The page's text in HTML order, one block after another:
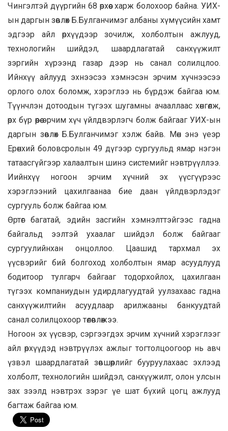
Чингэлтэй дүүргийн 68 өрхөөс харж болохоор байна. УИХ-
ын даргын зөвлөх Б.Булганчимэг албаны хүмүүсийн хамт
эдгээр айл өрхүүдээр зочилж, холболтын ажлууд,
технологийн шийдэл, шаардлагатай санхүүжилт
зэргийн хүрээнд газар дээр нь санал солилцлоо.
Ийнхүү айлууд эхнээсээ хэмнэсэн эрчим хүчнээсээ
орлого олох боломж, хэрэглээ нь бүрдэж байгаа юм.
Түүнчлэн дотоодын түгээх шугамны ачааллаас хөнгөлж,
өрх бүр өөрөө эрчим хүч үйлдвэрлэгч болж байгааг УИХ-ын
даргын зөвлөх Б.Булганчимэг хэлж байв. Мөн энэ үеэр
Ерөнхий боловсролын 49 дүгээр сургуульд ямар нэгэн
татаасгүйгээр халаалтын шинэ системийг нэвтрүүллээ.
Иийнхүү ногоон эрчим хүчний эх үүсгүүрээс
хэрэглээний цахилгаанаа бие даан үйлдвэрлэдэг
сургууль болж байгаа юм.
Өртөг багатай, эдийн засгийн хэмнэлттэйгээс гадна
байгальд ээлтэй ухаалаг шийдэл болж байгааг
сургуулийнхан онцоллоо. Цаашид тархмал эх
үүсвэрийг бий болгоход холболтын ямар асуудлууд
бодитоор тулгарч байгааг тодорхойлох, цахилгаан
түгээх компаниудын удирдлагуудтай уулзахаас гадна
санхүүжилтийн асуудлаар арилжааны банкуудтай
санал солилцохоор төлөвлөжээ.
Ногоон эх үүсвэр, сэргээгдэх эрчим хүчний хэрэглээг
айл өрхүүдэд нэвтрүүлэх ажлыг тогтолцоогоор нь авч
үзвэл шаардлагатай зөвшөөрлийг бууруулахаас эхлээд
холболт, технологийн шийдэл, санхүүжилт, олон улсын
зах зээлд нэвтрэх зэрэг үе шат бүхий цогц ажлууд
багтаж байгаа юм.